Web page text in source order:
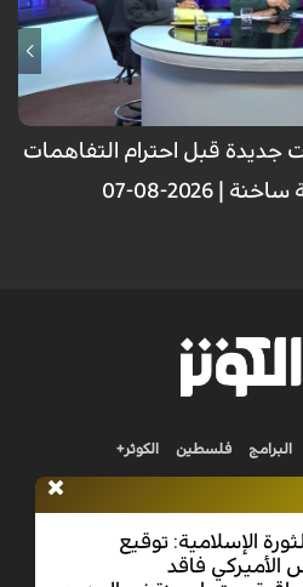
جديدة قبل احترام التفاهمات
| 2026-08-07
الإسلامية: توقيع
الأميركي فاقد
البرامج فلسطين الكوثر+